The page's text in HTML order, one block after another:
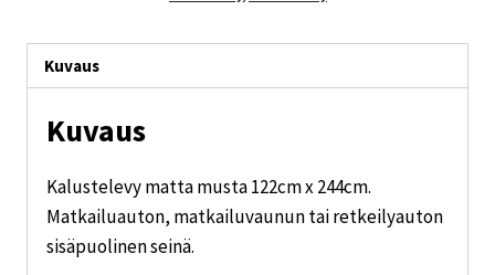
Kuvaus
Kuvaus
Kalustelevy matta musta 122cm x 244cm.
Matkailuauton, matkailuvaunun tai retkeilyauton
sisäpuolinen seinä.